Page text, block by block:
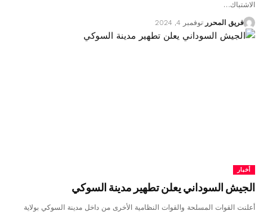
الاشتباك…
فريق المحرر نوفمبر 4, 2024
أخبار
الجيش السوداني يعلن تطهير مدينة السوكي
أعلنت القوات المسلحة والقوات النظامية الأخرى من داخل مدينة السوكي بولاية